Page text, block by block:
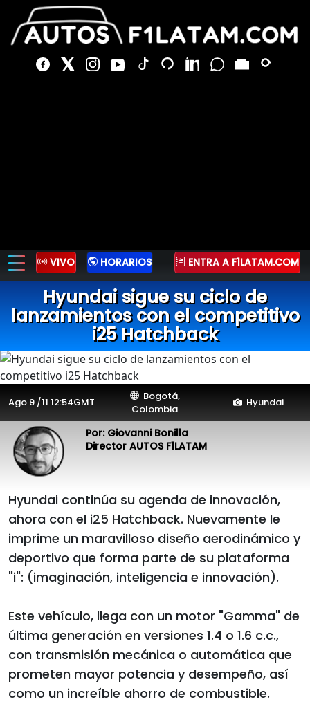
VIVO HORARIOS ENTRA A F1LATAM.COM
Hyundai sigue su ciclo de
lanzamientos con el competitivo
i25 Hatchback
Ago 9 /11 12:54GMT
Bogotá,
Colombia
Hyundai
Por: Giovanni Bonilla
Director AUTOS F1LATAM
Hyundai continúa su agenda de innovación,
ahora con el i25 Hatchback. Nuevamente le
imprime un maravilloso diseño aerodinámico y
deportivo que forma parte de su plataforma
"i": (imaginación, inteligencia e innovación).
Este vehículo, llega con un motor "Gamma" de
última generación en versiones 1.4 o 1.6 c.c.,
con transmisión mecánica o automática que
prometen mayor potencia y desempeño, así
como un increíble ahorro de combustible.